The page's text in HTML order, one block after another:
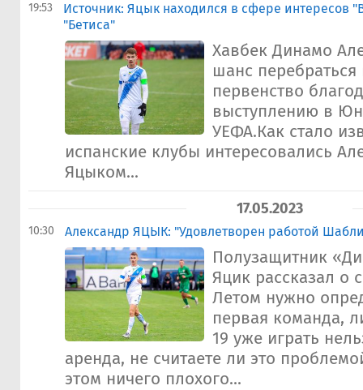
19:53
Источник: Яцык находился в сфере интересов
"Бетиса"
Хавбек Динамо
шанс перебраться
первенство
выступлению в
УЕФА.Как стало
испанские клубы интересовались
Яцыком...
17.05.2023
10:30 Александр ЯЦЫК: "Удовлетворен работой
Полузащитник
Яцик рассказал о
Летом нужно
первая команда,
19 уже играть
аренда, не считаете ли это
этом ничего плохого...